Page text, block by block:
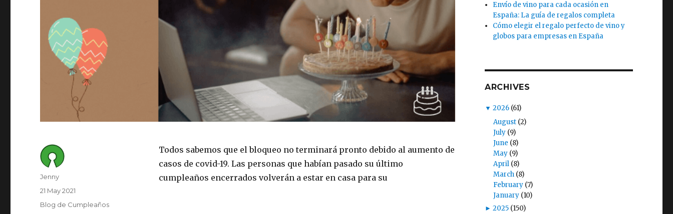
Todos sabemos que el bloqueo no terminará pronto debido al aumento de
casos de covid-19. Las personas que habían pasado su último
cumpleaños encerrados volverán a estar en casa para su
Author
Jenny
Posted
on
21 May 2021
Category
Blog de Cumpleaños
Envío de vino para cada ocasión en
España: La guía de regalos completa
Cómo elegir el regalo perfecto de vino y
globos para empresas en España
ARCHIVES
▼ 2026 (61)
August (2)
July (9)
June (8)
May (9)
April (8)
March (8)
February (7)
January (10)
► 2025 (150)